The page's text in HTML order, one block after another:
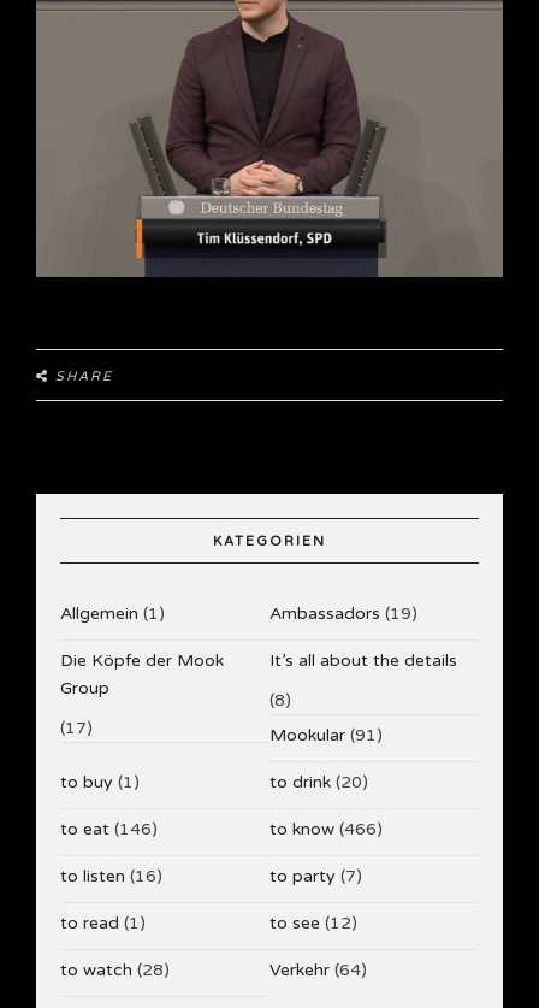
SHARE
KATEGORIEN
Allgemein (1) Ambassadors (19)
Die Köpfe der Mook
Group
(17)
It’s all about the details
(8)
Mookular (91)
to buy (1) to drink (20)
to eat (146) to know (466)
to listen (16) to party (7)
to read (1) to see (12)
to watch (28) Verkehr (64)